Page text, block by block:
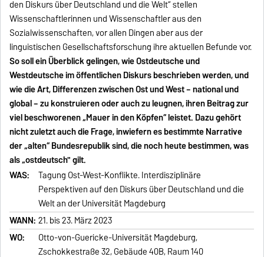
den Diskurs über Deutschland und die Welt“ stellen
Wissenschaftlerinnen und Wissenschaftler aus den
Sozialwissenschaften, vor allen Dingen aber aus der
linguistischen Gesellschaftsforschung ihre aktuellen Befunde vor.
So soll ein Überblick gelingen, wie Ostdeutsche und
Westdeutsche im öffentlichen Diskurs beschrieben werden, und
wie die Art, Differenzen zwischen Ost und West – national und
global – zu konstruieren oder auch zu leugnen, ihren Beitrag zur
viel beschworenen „Mauer in den Köpfen“ leistet. Dazu gehört
nicht zuletzt auch die Frage, inwiefern es bestimmte Narrative
der „alten“ Bundesrepublik sind, die noch heute bestimmen, was
als „ostdeutsch" gilt.
WAS:
Tagung Ost-West-Konflikte. Interdisziplinäre
Perspektiven auf den Diskurs über Deutschland und die
Welt an der Universität Magdeburg
WANN: 21. bis 23. März 2023
WO:
Otto-von-Guericke-Universität Magdeburg,
Zschokkestraße 32, Gebäude 40B, Raum 140